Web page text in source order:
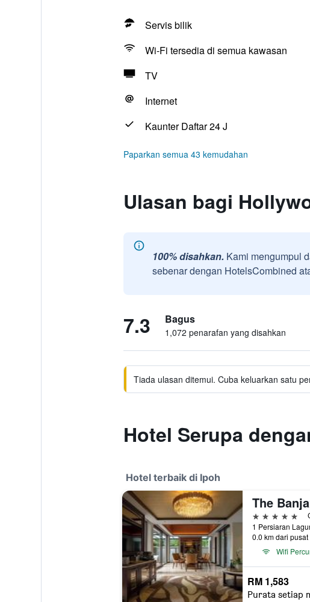
Servis bilik
Wi-Fi tersedia di semua kawasan
TV
Internet
Kaunter Daftar 24 J
Paparkan semua 43 kemudahan
Ulasan bagi
100% disahkan. Kami mengumpul
sebenar dengan HotelsCombined
7.3 Bagus
1,072 penarafan yang disahkan
Tiada ulasan ditemui. Cuba keluarkan satu
Hotel Serupa
Hotel terbaik di Ipoh
5 bintang
1 Persiaran
0.0 km dari
Wifi
RM 1,583
Purata setiap